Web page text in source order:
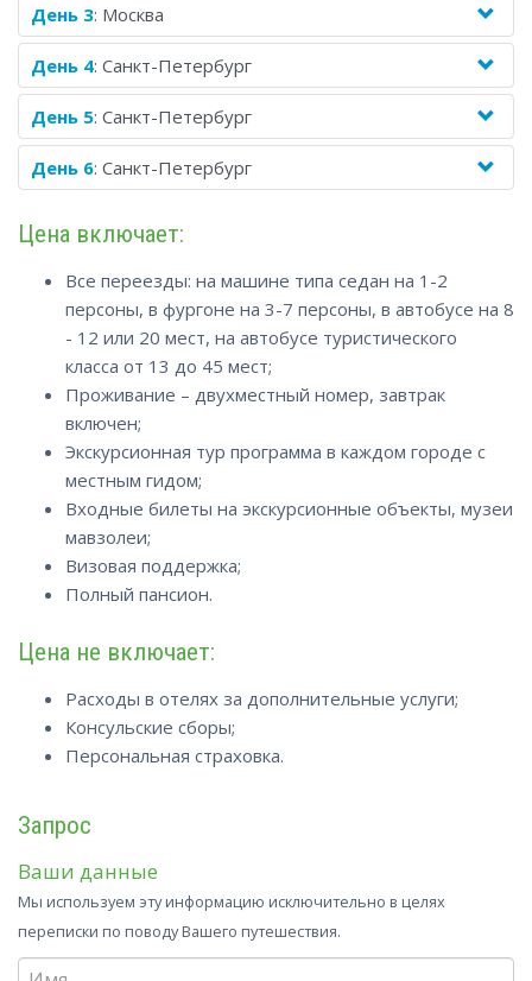
День 3: Москва
День 4: Санкт-Петербург
День 5: Санкт-Петербург
День 6: Санкт-Петербург
Цена включает:
Все переезды: на машине типа седан на 1-2
персоны, в фургоне на 3-7 персоны, в автобусе на 8
- 12 или 20 мест, на автобусе туристического
класса от 13 до 45 мест;
Проживание – двухместный номер, завтрак
включен;
Экскурсионная тур программа в каждом городе с
местным гидом;
Входные билеты на экскурсионные объекты, музеи
мавзолеи;
Визовая поддержка;
Полный пансион.
Цена не включает:
Расходы в отелях за дополнительные услуги;
Консульские сборы;
Персональная страховка.
Запрос
Ваши данные
Мы используем эту информацию исключительно в целях
переписки по поводу Вашего путешествия.